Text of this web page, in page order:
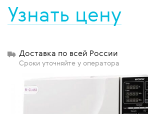
Узнать цену
Доставка по всей России
Сроки уточняйте у оператора